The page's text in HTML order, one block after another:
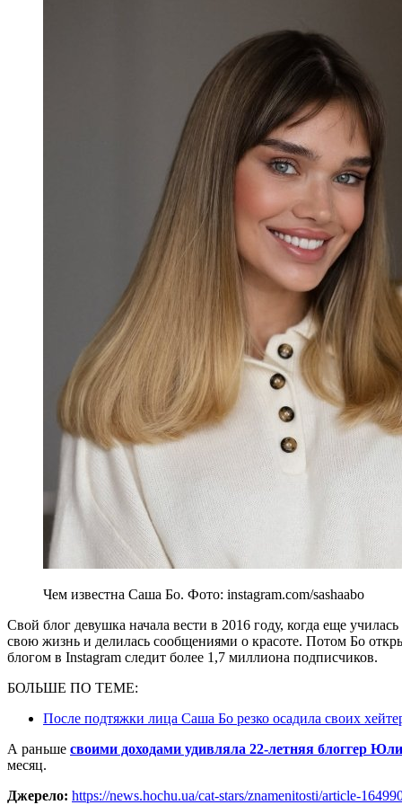
Чем известна Саша Бо. Фото: instagram.com/sashaabo
Свой блог девушка начала вести в 2016 году, когда еще
свою жизнь и делилась сообщениями о красоте. Потом Бо
блогом в Instagram следит более 1,7 миллиона подписчиков.
БОЛЬШЕ ПО ТЕМЕ:
После подтяжки лица Саша Бо резко осадила своих
А раньше своими доходами удивляла 22-летняя блоггер
месяц.
Джерело: https://news.hochu.ua/cat-stars/znamenitosti/article-